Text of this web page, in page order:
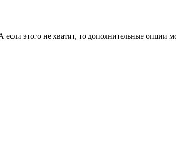
этого не хватит, то дополнительные опции